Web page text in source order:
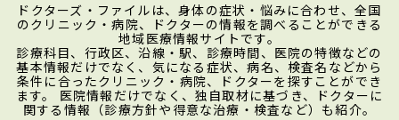
ドクターズ・ファイルは、身体の症状・悩みに合わせ、全国
のクリニック・病院、ドクターの情報を調べることができる
地域医療情報サイトです。
診療科目、行政区、沿線・駅、診療時間、医院の特徴などの
基本情報だけでなく、気になる症状、病名、検査名などから
条件に合ったクリニック・病院、ドクターを探すことができ
ます。 医院情報だけでなく、独自取材に基づき、ドクターに
関する情報（診療方針や得意な治療・検査など）も紹介。